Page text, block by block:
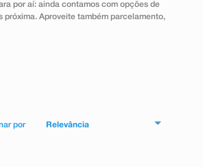
por aí: ainda contamos com opções de
próxima. Aproveite também parcelamento,
Relevância